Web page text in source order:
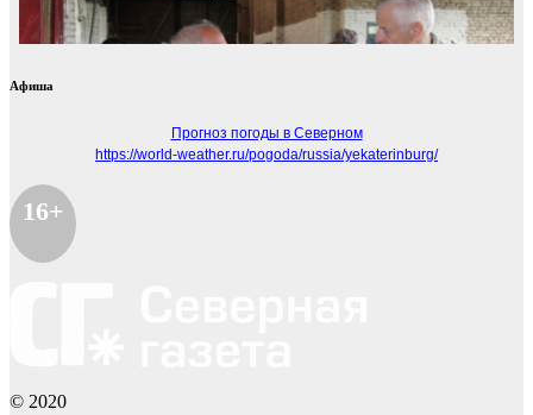
Афиша
Прогноз погоды в Северном
https://world-weather.ru/pogoda/russia/yekaterinburg/
16+
© 2020